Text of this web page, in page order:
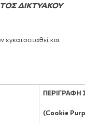
ΔΙΚΤΥΑΚΟΥ
εγκατασταθεί και
ΠΕΡΙΓΡΑΦΗ
(Cookie